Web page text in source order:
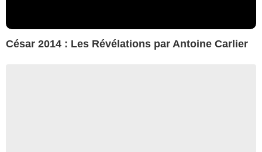
César 2014 : Les Révélations par Antoine Carlier